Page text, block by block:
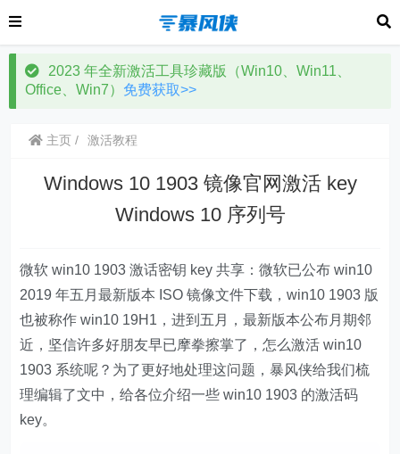
2023 年全新激活工具珍藏版（Win10、Win11、
Office、Win7） 免费获取>>
主页 激活教程
Windows 10 1903 镜像官网激活 key
Windows 10 序列号
微软 win10 1903 激话密钥 key 共享：微软已公布 win10
2019 年五月最新版本 ISO 镜像文件下载，win10 1903 版
也被称作 win10 19H1，进到五月，最新版本公布月期邻
近，坚信许多好朋友早已摩拳擦掌了，怎么激活 win10
1903 系统呢？为了更好地处理这问题，暴风侠给我们梳
理编辑了文中，给各位介绍一些 win10 1903 的激活码
key。